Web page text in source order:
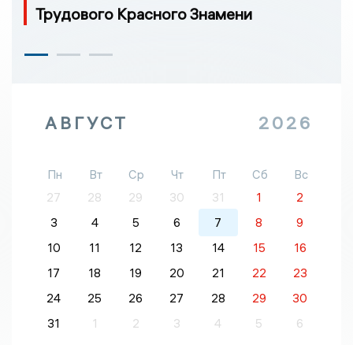
Трудового Красного Знамени
АВГУСТ 2026
Пн Вт Ср Чт Пт Сб
Вс
27
28 29 30 31 1
2
3
4 5 6 7 8
9
10
11 12 13 14 15
16
17
18 19 20 21 22
23
24
25 26 27 28 29
30
31
1 2 3 4 5 6